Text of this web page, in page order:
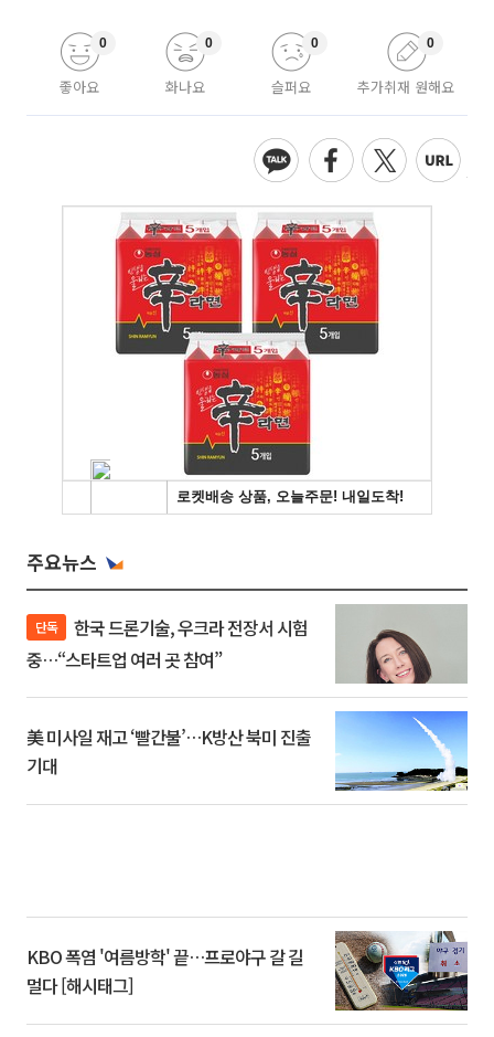
좋아요
0
화나요
0
슬퍼요
0
추가취재 원해요
0
주요뉴스
단독
중…“스타트업 여러 곳 참여”
美 미사일 재고 ‘빨간불’…K방산 북미 진출
기대
KBO 폭염 '여름방학' 끝…프로야구 갈 길
멀다 [해시태그]